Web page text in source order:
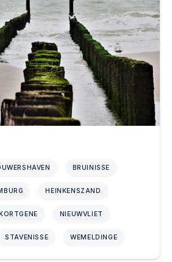
BRUINISSE
HEINKENSZAND
NIEUWVLIET
STAVENISSE WEMELDINGE